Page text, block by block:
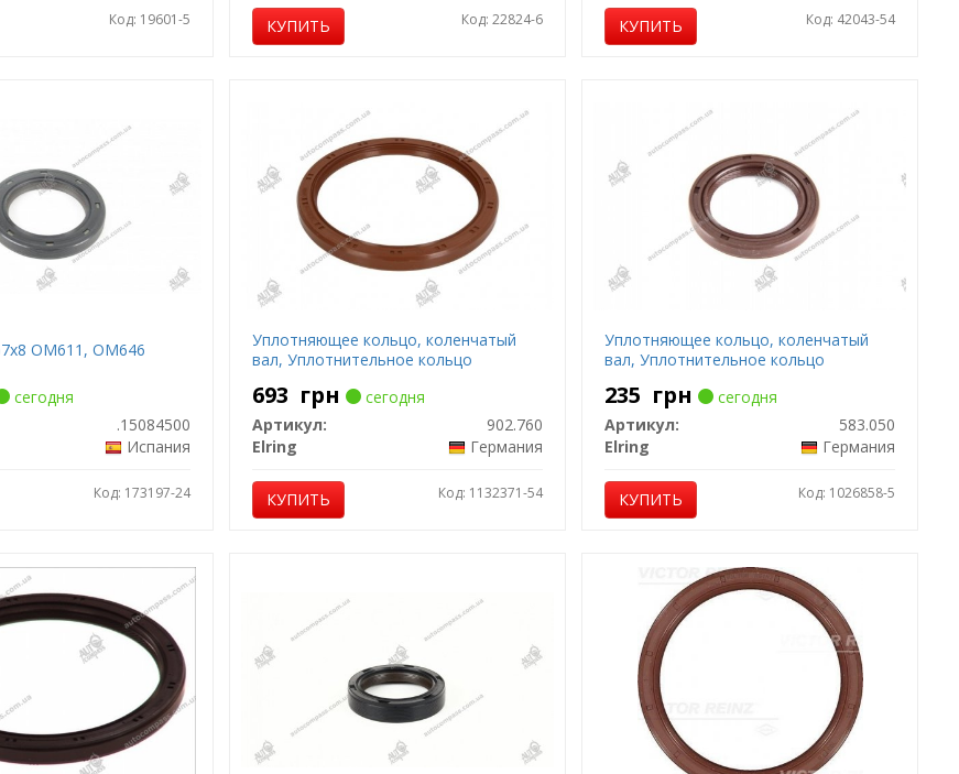
Код: 19601-5 КУПИТЬ Код: 22824-6 КУПИТЬ Код: 42043-54
OM611, OM646
сегодня
.15084500
Испания
Код: 173197-24
Уплотняющее кольцо, коленчатый
вал, Уплотнительное кольцо
693 грн
сегодня
Артикул:
902.760
Elring
Германия
КУПИТЬ Код: 1132371-54
Уплотняющее кольцо, коленчатый
вал, Уплотнительное кольцо
235 грн
сегодня
Артикул:
583.050
Elring
Германия
КУПИТЬ Код: 1026858-5